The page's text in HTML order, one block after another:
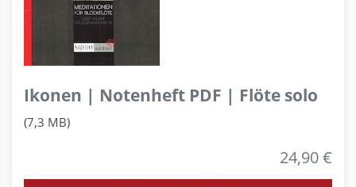
Ikonen | Notenheft PDF | Flöte solo
(7,3 MB)
24,90 €